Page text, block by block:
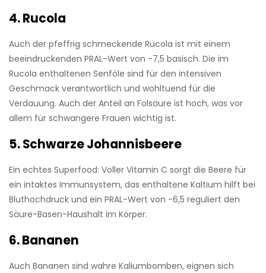
4. Rucola
Auch der pfeffrig schmeckende Rucola ist mit einem
beeindruckenden PRAL-Wert von -7,5 basisch. Die im
Rucola enthaltenen Senföle sind für den intensiven
Geschmack verantwortlich und wohltuend für die
Verdauung. Auch der Anteil an Folsäure ist hoch, was vor
allem für schwangere Frauen wichtig ist.
5. Schwarze Johannisbeere
Ein echtes Superfood: Voller Vitamin C sorgt die Beere für
ein intaktes Immunsystem, das enthaltene Kaltium hilft bei
Bluthochdruck und ein PRAL-Wert von -6,5 reguliert den
Säure-Basen-Haushalt im Körper.
6. Bananen
Auch Bananen sind wahre Kaliumbomben, eignen sich